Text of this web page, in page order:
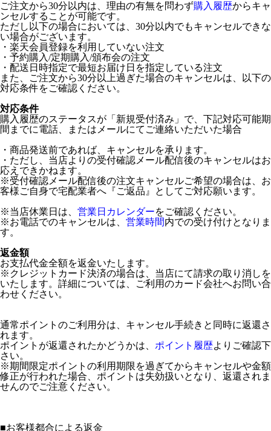
ご注文から30分以内は、理由の有無を問わず購入履歴からキャ
ンセルすることが可能です。
ただし以下の場合においては、30分以内でもキャンセルできな
い場合がございます。
・楽天会員登録を利用していない注文
・予約購入/定期購入/頒布会の注文
・配送日時指定で最短お届け日を指定している注文
また、ご注文から30分以上過ぎた場合のキャンセルは、以下の
対応条件をご確認ください。
対応条件
購入履歴のステータスが「新規受付済み」で、下記対応可能期
間までに電話、またはメールにてご連絡いただいた場合
・商品発送前であれば、キャンセルを承ります。
・ただし、当店よりの受付確認メール配信後のキャンセルはお
応えできかねます。
※受付確認メール配信後の注文キャンセルご希望の場合は、お
客様ご自身で宅配業者へ『ご返品』としてご対応願います。
※当店休業日は、 営業日カレンダーをご確認ください。
※お電話でのキャンセルは、 営業時間内での受け付けとなりま
す。
返金額
お支払代金全額を返金いたします。
※クレジットカード決済の場合は、当店にて請求の取り消しを
いたします。詳細については、ご利用のカード会社へお問い合
わせください。
通常ポイントのご利用分は、キャンセル手続きと同時に返還さ
れます。
ポイントが返還されたかどうかは、 ポイント履歴よりご確認下
さい。
※期間限定ポイントの利用期限を過ぎてからキャンセルや金額
修正が行われた場合、ポイントは失効扱いとなり、返還されま
せんのでご注意ください。
■お客様都合による返金